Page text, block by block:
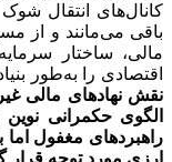
کانال‌های انتقال
باقی می‌مانند و از
مالی، ساختار
اقتصادی را به‌طور
نقش نهادهای مالی
الگوی حکمرانی
راهبردهای مغفول اما
ارزی مورد توجه قرار